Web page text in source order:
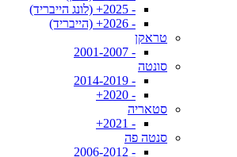
- 2025+ (לונג הייבריד)
- 2026+ (הייבריד)
טראקן
- 2001-2007
סונטה
- 2014-2019
- 2020+
סטאריה
- 2021+
סנטה פה
- 2006-2012